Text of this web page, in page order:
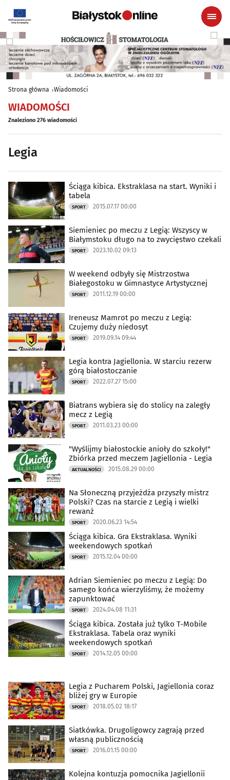
Strona główna Wiadomości
WIADOMOŚCI
Znaleziono 276 wiadomości
Legia
Ściąga kibica. Ekstraklasa na start. Wyniki i
tabela
SPORT 2015.07.17 00:00
Siemieniec po meczu z Legią: Wszyscy w
Białymstoku długo na to zwycięstwo czekali
SPORT 2023.10.02 09:13
W weekend odbyły się Mistrzostwa
Białegostoku w Gimnastyce Artystycznej
SPORT 2011.12.19 00:00
Ireneusz Mamrot po meczu z Legią:
Czujemy duży niedosyt
SPORT 2019.09.14 09:44
Legia kontra Jagiellonia. W starciu rezerw
górą białostoczanie
SPORT 2022.07.27 15:00
Biatrans wybiera się do stolicy na zaległy
mecz z Legią
SPORT 2011.03.23 00:00
"Wyślijmy białostockie anioły do szkoły!"
Zbiórka przed meczem Jagiellonia - Legia
AKTUALNOŚCI 2015.08.29 00:00
Na Słoneczną przyjeżdża przyszły mistrz
Polski? Czas na starcie z Legią i wielki
rewanż
SPORT 2020.06.23 14:54
Ściąga kibica. Gra Ekstraklasa. Wyniki
weekendowych spotkań
SPORT 2015.12.04 00:00
Adrian Siemieniec po meczu z Legią: Do
samego końca wierzyliśmy, że możemy
zapunktować
SPORT 2024.04.08 11:31
Ściąga kibica. Została już tylko T-Mobile
Ekstraklasa. Tabela oraz wyniki
weekendowych spotkań
SPORT 2014.12.05 00:00
Legia z Pucharem Polski, Jagiellonia coraz
bliżej gry w Europie
SPORT 2018.05.02 18:17
Siatkówka. Drugoligowcy zagrają przed
własną publicznością
SPORT 2016.01.15 00:00
Kolejna kontuzja pomocnika Jagiellonii